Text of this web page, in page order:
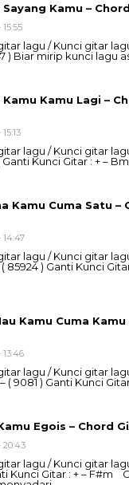
Kamu –
lagu / Kunci gitar
) Biar mirip kunci lagu
Kamu Lagi –
lagu / Kunci gitar
Kunci Gitar : + – Bm…
Kamu Cuma Satu –
14:47
lagu / Kunci gitar
85924 ) Ganti Kunci
Kamu Cuma
lagu / Kunci gitar
( 9081 ) Ganti Kunci
Egois – Chord
20:43
lagu / Kunci gitar
Kunci Gitar : + –